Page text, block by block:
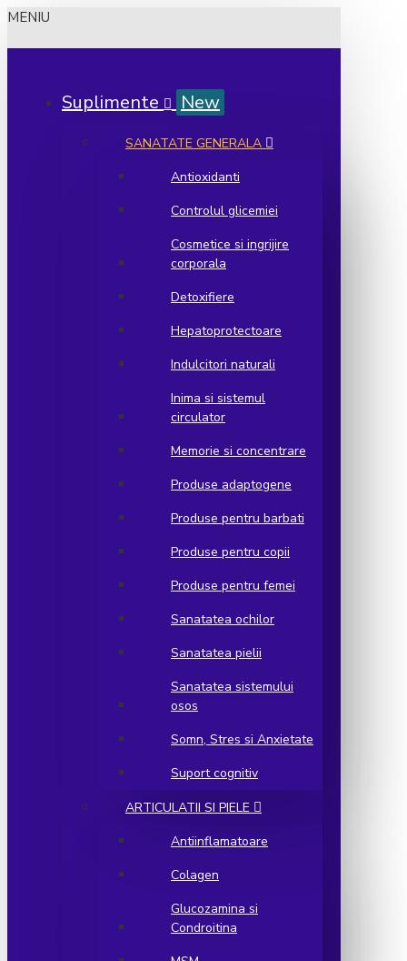
MENIU
Suplimente New
SANATATE GENERALA
Antioxidanti
Controlul glicemiei
Cosmetice si ingrijire
corporala
Detoxifiere
Hepatoprotectoare
Indulcitori naturali
Inima si sistemul
circulator
Memorie si concentrare
Produse adaptogene
Produse pentru barbati
Produse pentru copii
Produse pentru femei
Sanatatea ochilor
Sanatatea pielii
Sanatatea sistemului
osos
Somn, Stres si Anxietate
Suport cognitiv
ARTICULATII SI PIELE
Antiinflamatoare
Colagen
Glucozamina si
Condroitina